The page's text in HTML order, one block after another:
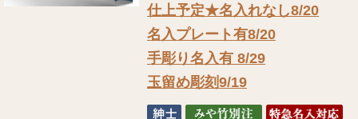
仕上予定★名入れなし8/20
名入プレート有8/20
手彫り名入有 8/29
玉留め彫刻9/19